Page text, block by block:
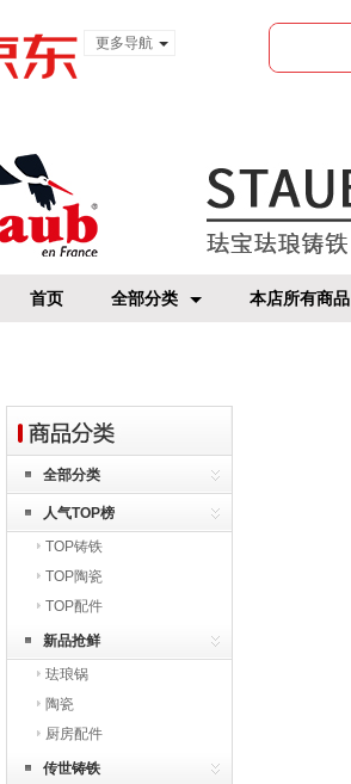
更多导航
首页 全部分类 本店所有商品
全部分类
人气TOP榜
TOP铸铁
TOP陶瓷
TOP配件
新品抢鲜
珐琅锅
陶瓷
厨房配件
传世铸铁